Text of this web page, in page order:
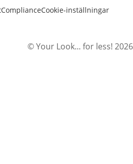
ComplianceCookie-inställningar
© Your Look... for less! 2026